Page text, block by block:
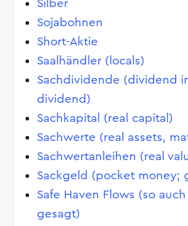
Silber
Sojabohnen
Short-Aktie
Saalhändler (locals)
Sachdividende (dividend
dividend)
Sachkapital (real capital)
Sachwerte (real assets,
Sachwertanleihen (real
Sackgeld (pocket money;
Safe Haven Flows (so
gesagt)